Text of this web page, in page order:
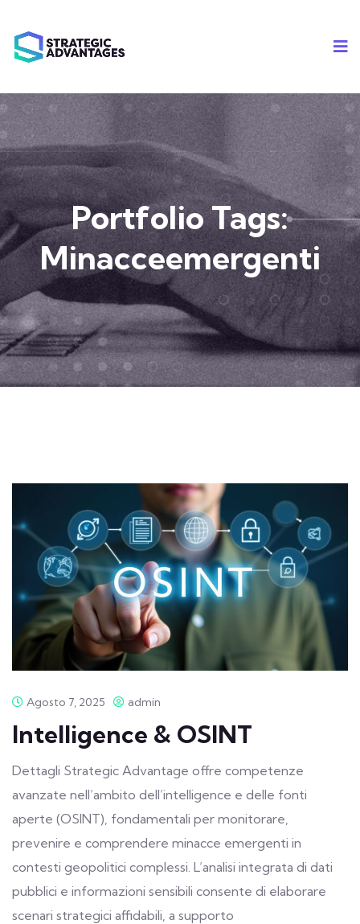
Portfolio Tags:
Minacceemergenti
Agosto 7, 2025 admin
Intelligence & OSINT
Dettagli Strategic Advantage offre competenze
avanzate nell’ambito dell’intelligence e delle fonti
aperte (OSINT), fondamentali per monitorare,
prevenire e comprendere minacce emergenti in
contesti geopolitici complessi. L’analisi integrata di dati
pubblici e informazioni sensibili consente di elaborare
scenari strategici affidabili, a supporto